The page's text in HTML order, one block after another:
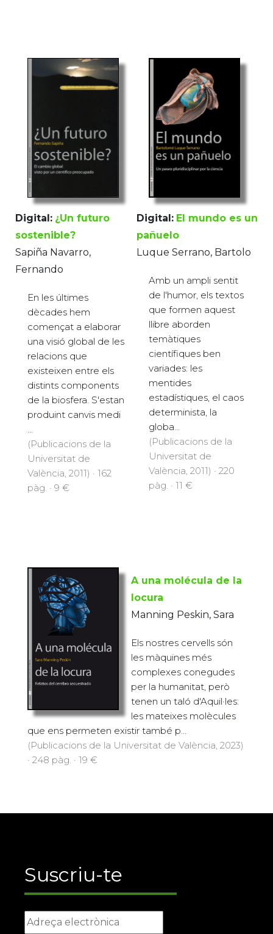
Digital: ¿Un futuro
sostenible?
Sapiña Navarro,
Fernando
En les últimes
dècades hem
començat a elaborar
una visió global de les
relacions que
existeixen entre els
distints components
de la biosfera. S'estan
produint canvis medi
...
(Publicacions de la
Universitat de
València, 2011) · 162
pàg. · 9 €
Digital: El mundo es un
pañuelo
Luque Serrano, Bartolo
Amb un ampli sentit
de l'humor, els textos
que formen aquest
llibre aborden
temàtiques
científiques ben
variades: les
mentides
estadístiques, el caos
determinista, la
globa...
(Publicacions de la
Universitat de
València, 2011) · 220
pàg. · 11 €
A una molécula de la
locura
Manning Peskin, Sara
Els nostres cervells són
les màquines més
complexes conegudes
per la humanitat, però
tenen un taló d'Aquil·les:
les mateixes molècules
que ens permeten existir també p...
(Publicacions de la Universitat de València, 2023)
· 248 pàg. · 19 €
Suscriu-te